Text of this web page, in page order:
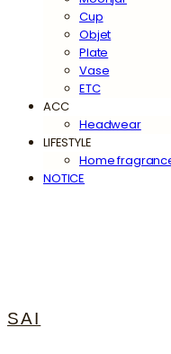
Cup
Objet
Plate
Vase
ETC
ACC
Headwear
LIFESTYLE
Home
NOTICE
SAI